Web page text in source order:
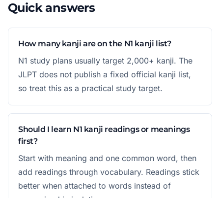
Quick answers
How many kanji are on the N1 kanji list?
N1 study plans usually target 2,000+ kanji. The
JLPT does not publish a fixed official kanji list,
so treat this as a practical study target.
Should I learn N1 kanji readings or meanings
first?
Start with meaning and one common word, then
add readings through vocabulary. Readings stick
better when attached to words instead of